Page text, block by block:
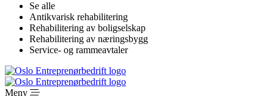
Se alle
Antikvarisk rehabilitering
Rehabilitering av boligselskap
Rehabilitering av næringsbygg
Service- og rammeavtaler
Meny